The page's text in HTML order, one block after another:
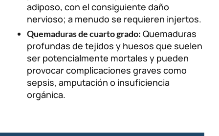
adiposo, con el consiguiente daño
nervioso; a menudo se requieren injertos.
Quemaduras de cuarto grado: Quemaduras
profundas de tejidos y huesos que suelen
ser potencialmente mortales y pueden
provocar complicaciones graves como
sepsis, amputación o insuficiencia
orgánica.